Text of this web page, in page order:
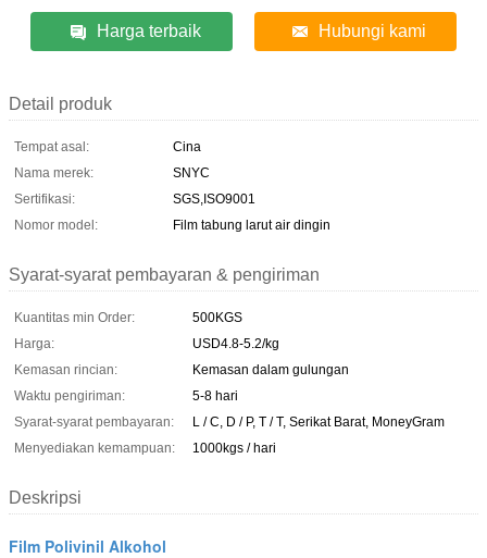
Harga terbaik Hubungi kami
Detail produk
Tempat asal:
Cina
Nama merek:
SNYC
Sertifikasi:
SGS,ISO9001
Nomor model:
Film tabung larut air dingin
Syarat-syarat pembayaran & pengiriman
Kuantitas min Order:
500KGS
Harga:
USD4.8-5.2/kg
Kemasan rincian:
Kemasan dalam gulungan
Waktu pengiriman:
5-8 hari
Syarat-syarat pembayaran:
L / C, D / P, T / T, Serikat Barat, MoneyGram
Menyediakan kemampuan:
1000kgs / hari
Deskripsi
Film Polivinil Alkohol